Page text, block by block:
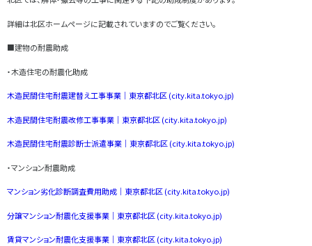
詳細は北区ホームページに記載されていますのでご覧ください。
■建物の耐震助成
・木造住宅の耐震化助成
木造民間住宅耐震建替え工事事業｜東京都北区 (city.kita.tokyo.jp)
木造民間住宅耐震改修工事事業｜東京都北区 (city.kita.tokyo.jp)
木造民間住宅耐震診断士派遣事業｜東京都北区 (city.kita.tokyo.jp)
・マンション耐震助成
マンション劣化診断調査費用助成｜東京都北区 (city.kita.tokyo.jp)
分譲マンション耐震化支援事業｜東京都北区 (city.kita.tokyo.jp)
賃貸マンション耐震化支援事業｜東京都北区 (city.kita.tokyo.jp)